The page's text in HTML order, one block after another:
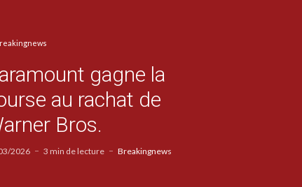
gagne la
au rachat de
Bros.
2026 3 min de lecture Breakingnews